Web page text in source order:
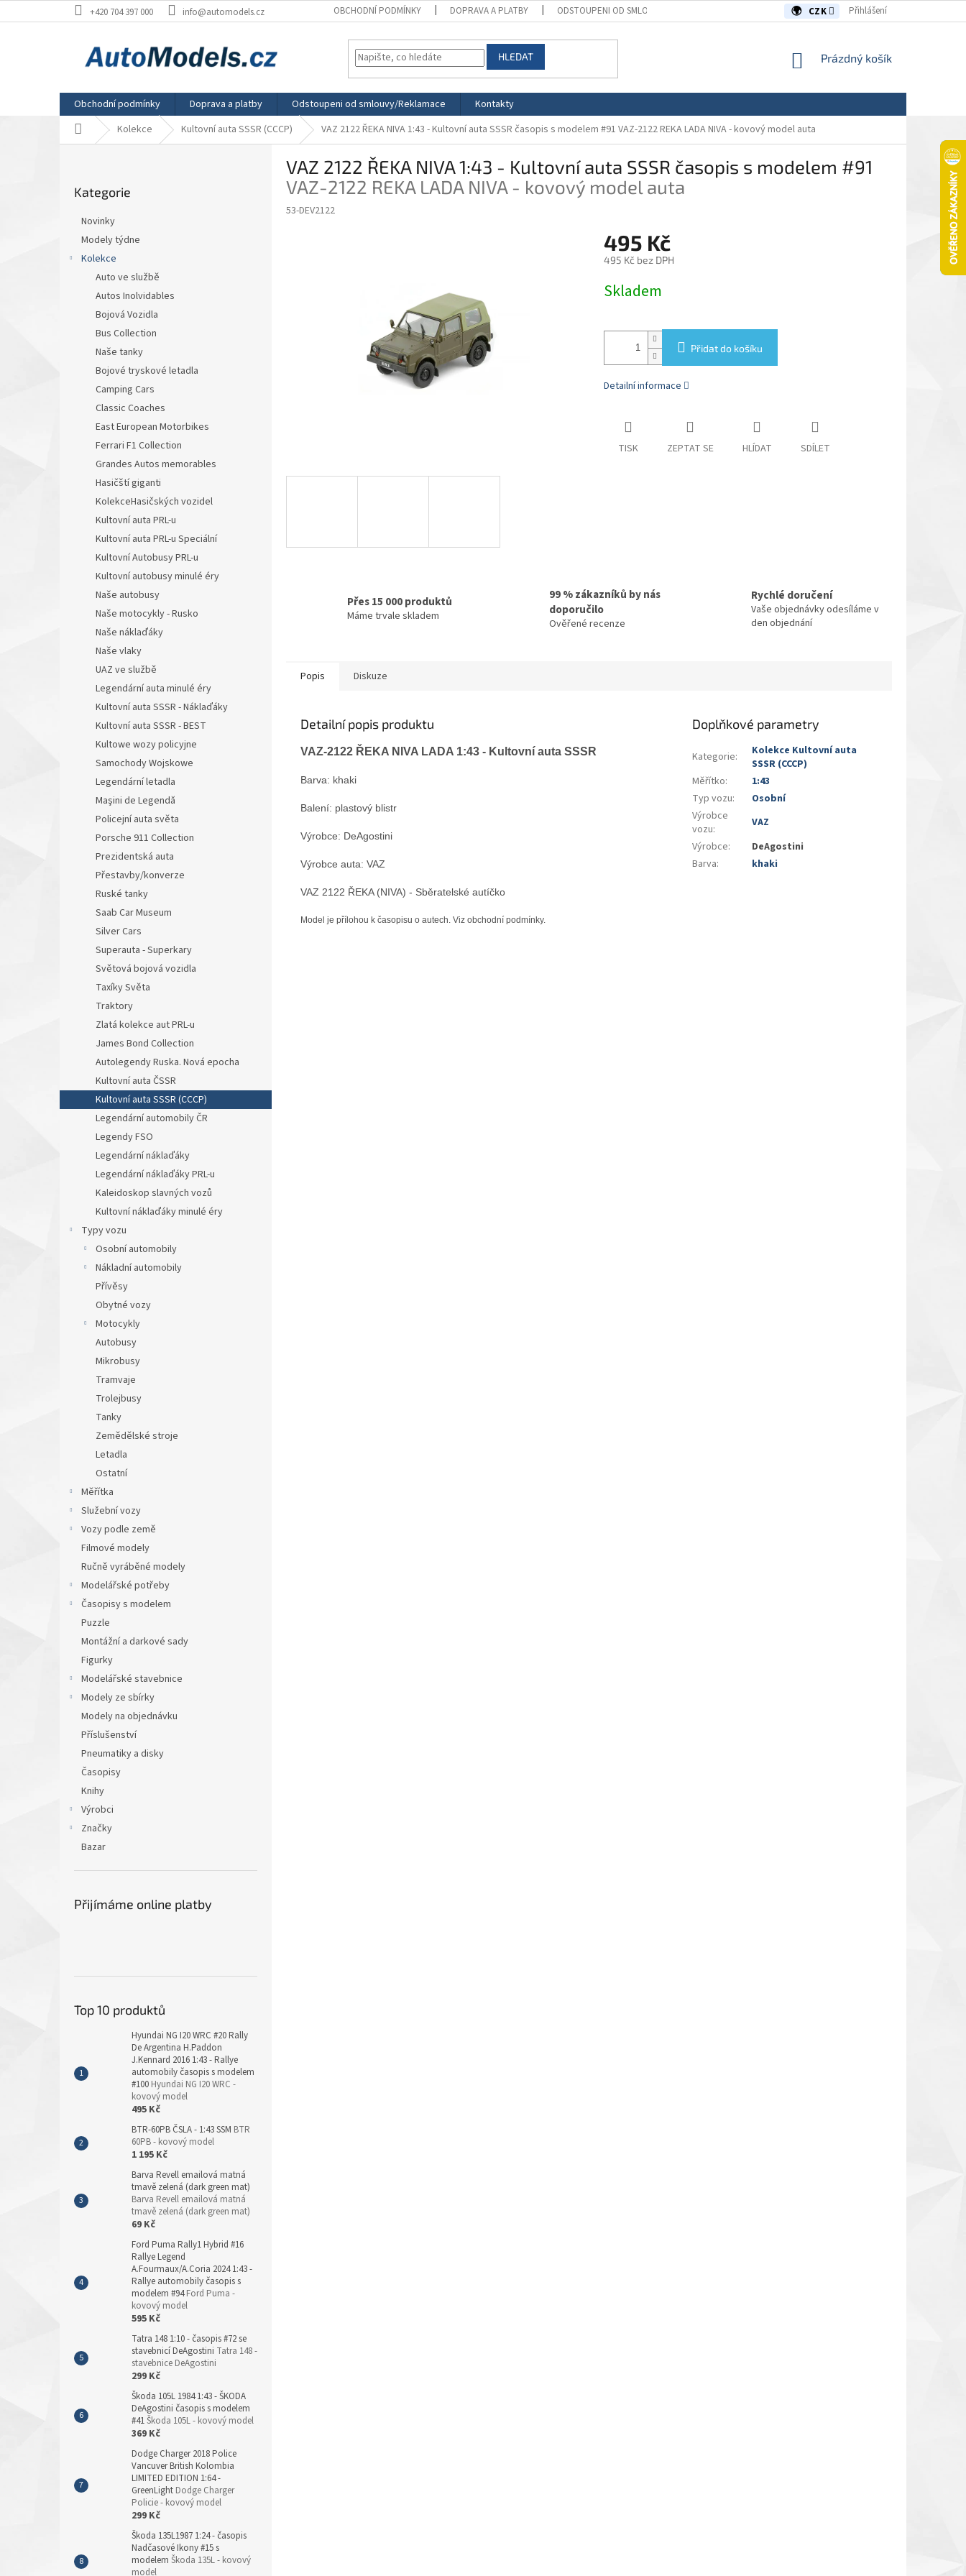
na
+420 704 397 000 info@automodels.cz OBCHODNÍ PODMÍNKY DOPRAVA A PLATBY ODSTOUPENI OD SMLOUVY/REKLAMACE CZK Přihlášení
HLEDAT
NÁKUPNÍ
Prázdný košík
Obchodní podmínky Doprava a platby Odstoupeni od smlouvy/Reklamace
Kontakty
Domů Kolekce Kultovní auta SSSR (CCCP) VAZ 2122 ŘEKA NIVA 1:43 - Kultovní auta SSSR časopis s modelem #91 VAZ-2122 REKA LADA NIVA - kovový model auta
kategorie
Kategorie
Novinky
Modely týdne
Kolekce
Auto ve službě
Autos Inolvidables
Bojová Vozidla
Bus Collection
Naše tanky
Bojové tryskové letadla
Camping Cars
Classic Coaches
East European Motorbikes
Ferrari F1 Collection
Grandes Autos memorables
Hasičští giganti
KolekceHasičských vozidel
Kultovní auta PRL-u
Kultovní auta PRL-u Speciální
Kultovní Autobusy PRL-u
Kultovní autobusy minulé éry
Naše autobusy
Naše motocykly - Rusko
Naše náklaďáky
Naše vlaky
UAZ ve službě
Legendární auta minulé éry
Kultovní auta SSSR - Náklaďáky
Kultovní auta SSSR - BEST
Kultowe wozy policyjne
Samochody Wojskowe
Legendární letadla
Maşini de Legendă
Policejní auta světa
Porsche 911 Collection
Prezidentská auta
Přestavby/konverze
Ruské tanky
Saab Car Museum
Silver Cars
Superauta - Superkary
Světová bojová vozidla
Taxíky Světa
Traktory
Zlatá kolekce aut PRL-u
James Bond Collection
Autolegendy Ruska. Nová epocha
Kultovní auta ČSSR
Kultovní auta SSSR (CCCP)
Legendární automobily ČR
Legendy FSO
Legendární náklaďáky
Legendární náklaďáky PRL-u
Kaleidoskop slavných vozů
Kultovní náklaďáky minulé éry
Typy vozu
Osobní automobily
Nákladní automobily
Přívěsy
Obytné vozy
Motocykly
Autobusy
Mikrobusy
Tramvaje
Trolejbusy
Tanky
Zemědělské stroje
Letadla
Ostatní
Měřítka
Služební vozy
Vozy podle země
Filmové modely
Ručně vyráběné modely
Modelářské potřeby
Časopisy s modelem
Puzzle
Montážní a darkové sady
Figurky
Modelářské stavebnice
Modely ze sbírky
Modely na objednávku
Příslušenství
Pneumatiky a disky
Časopisy
Knihy
Výrobci
Značky
Bazar
Přijímáme online platby
Top 10 produktů
Hyundai NG I20 WRC #20 Rally
De Argentina H.Paddon
J.Kennard 2016 1:43 - Rallye
automobily časopis s modelem
#100 Hyundai NG I20 WRC -
kovový model
495 Kč
BTR-60PB ČSLA - 1:43 SSM BTR
60PB - kovový model
1 195 Kč
Barva Revell emailová matná
tmavě zelená (dark green mat)
Barva Revell emailová matná
tmavě zelená (dark green mat)
69 Kč
Ford Puma Rally1 Hybrid #16
Rallye Legend
A.Fourmaux/A.Coria 2024 1:43 -
Rallye automobily časopis s
modelem #94Ford Puma -
kovový model
595 Kč
Tatra 148 1:10 - časopis #72 se
stavebnicí DeAgostini Tatra 148 -
stavebnice DeAgostini
299 Kč
Škoda 105L 1984 1:43 - ŠKODA
DeAgostini časopis s modelem
#41Škoda 105L - kovový model
369 Kč
Dodge Charger 2018 Police
Vancuver British Kolombia
LIMITED EDITION 1:64 -
GreenLight Dodge Charger
Policie - kovový model
299 Kč
Škoda 135L1987 1:24 - časopis
Nadčasové Ikony #15 s
modelem Škoda 135L - kovový
model
VAZ 2122 ŘEKA NIVA 1:43 - Kultovní auta SSSR časopis s modelem #91
VAZ-2122 REKA LADA NIVA - kovový model auta
53-DEV2122
495 Kč
495 Kč bez DPH
cena:
Skladem
Přidat do košíku
Detailní informace
TISK ZEPTAT SE HLÍDAT SDÍLET
Přes 15 000 produktů
Máme trvale skladem
99 % zákazníků by nás
doporučilo
Ověřené recenze
Rychlé doručení
Vaše objednávky odesíláme v
den objednání
Popis Diskuze
Detailní popis produktu
VAZ-2122 ŘEKA NIVA LADA 1:43 - Kultovní auta SSSR
Barva: khaki
Balení: plastový blistr
Výrobce: DeAgostini
Výrobce auta: VAZ
VAZ 2122 ŘEKA (NIVA) - Sběratelské autíčko
Model je přílohou k časopisu o autech. Viz obchodní podmínky.
Doplňkové parametry
Kategorie:
Kolekce Kultovní auta
SSSR (CCCP)
Měřítko:
1:43
Typ vozu:
Osobní
Výrobce
vozu:
VAZ
Výrobce:
DeAgostini
Barva: khaki